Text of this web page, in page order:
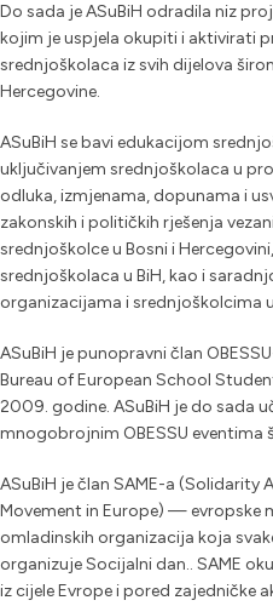
Do sada je ASuBiH odradila niz
kojim je uspjela okupiti i aktivirati
srednjoškolaca iz svih dijelova
Hercegovine.
ASuBiH se bavi edukacijom
uključivanjem srednjoškolaca u
odluka, izmjenama, dopunama i
zakonskih i političkih rješenja
srednjoškolce u Bosni i
srednjoškolaca u BiH, kao i
organizacijama i srednjoškolcima u
ASuBiH je punopravni član
Bureau of European School
2009. godine. ASuBiH je do sada
mnogobrojnim OBESSU eventima
ASuBiH je član SAME-a (Solidarity
Movement in Europe) — evropske
omladinskih organizacija koja
organizuje Socijalni dan.. SAME
iz cijele Evrope i pored zajedničke